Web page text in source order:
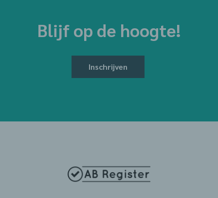
Blijf op de hoogte!
Inschrijven